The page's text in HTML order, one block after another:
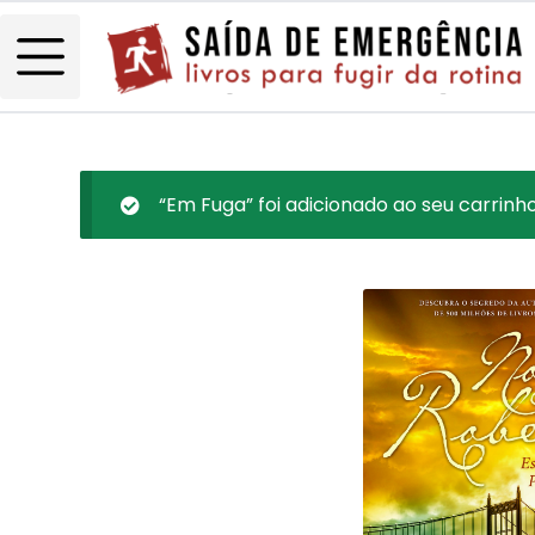
“Em Fuga” foi adicionado ao seu